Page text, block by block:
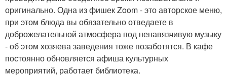
оригинально. Одна из фишек Zoom - это авторское меню,
при этом блюда вы обязательно отведаете в
доброжелательной атмосфера под ненавязчивую музыку
- об этом хозяева заведения тоже позаботятся. В кафе
постоянно обновляется афиша культурных
мероприятий, работает библиотека.